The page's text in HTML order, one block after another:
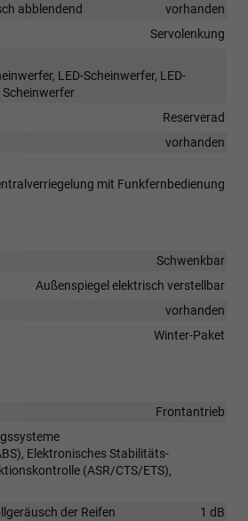
abblendend
vorhanden
Servolenkung
LED-Scheinwerfer, LED-
Reserverad
vorhanden
mit Funkfernbedienung
Schwenkbar
Außenspiegel elektrisch verstellbar
vorhanden
Winter-Paket
Frontantrieb
Elektronisches Stabilitäts-
(ASR/CTS/ETS),
der Reifen
1 dB